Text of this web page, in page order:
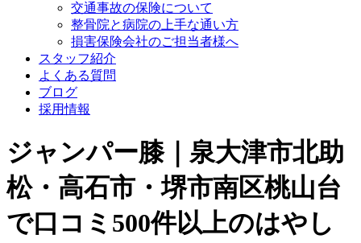
交通事故の保険について
整骨院と病院の上手な通い方
損害保険会社のご担当者様へ
スタッフ紹介
よくある質問
ブログ
採用情報
ジャンパー膝｜泉大津市北助
松・高石市・堺市南区桃山台
で口コミ500件以上のはやし